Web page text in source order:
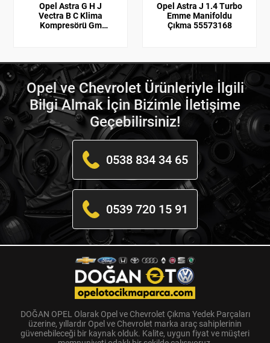
Opel Astra G H J
Vectra B C Klima
Kompresörü Gm
Opel Astra J 1.4 Turbo
Emme Manifoldu
Çıkma 55573168
Opel ve Chevrolet Ürünleriyle İlgili
Bilgi Almak İçin Bizimle İletişime
Geçebilirsiniz!
0538 834 34 65
0539 720 15 91
DOĞAN OPEL Olarak Opel ve Chevrolet Çıkma Yedek Parçaları
üzerine, yıllardır Opel ve Chevrolet marka araç sahiplerinin
güvenebileceği bir kaynak olduk. Kalite, uygun fiyat ve müşteri